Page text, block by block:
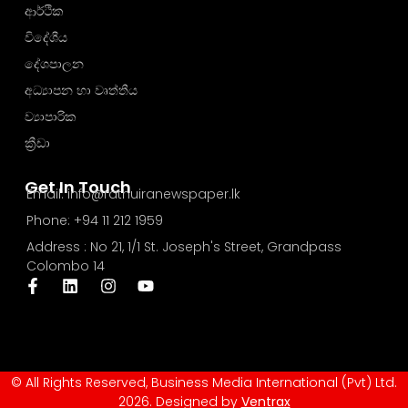
Get In Touch
Email: info@rathuiranewspaper.lk
Phone: +94 11 212 1959
Address : No 21, 1/1 St. Joseph's Street, Grandpass
Colombo 14
ආර්ථික
විදේශීය
දේශපාලන
අධ්‍යාපන හා වෘත්තීය
ව්‍යාපාරික
ක්‍රීඩා
© All Rights Reserved, Business Media International (Pvt) Ltd.
2026. Designed by Ventrax